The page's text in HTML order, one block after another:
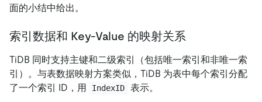
面的小结中给出。
索引数据和 Key-Value 的映射关系
TiDB 同时支持主键和二级索引（包括唯一索引和非唯一索
引）。与表数据映射方案类似，TiDB 为表中每个索引分配
了一个索引 ID，用
IndexID 表示。